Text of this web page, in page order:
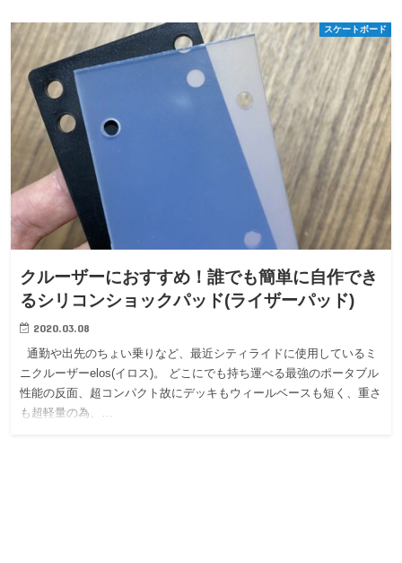
スケートボード
クルーザーにおすすめ！誰でも簡単に自作でき
るシリコンショックパッド(ライザーパッド)
2020.03.08
通勤や出先のちょい乗りなど、最近シティライドに使用しているミ
ニクルーザーelos(イロス)。 どこにでも持ち運べる最強のポータブル
性能の反面、超コンパクト故にデッキもウィールベースも短く、重さ
も超軽量の為、…